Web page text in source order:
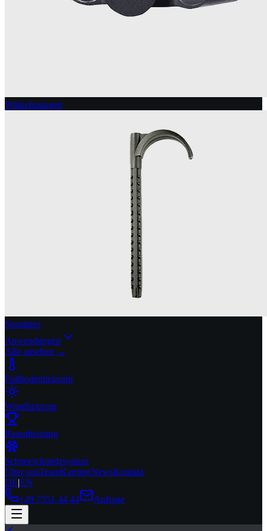
Winkelspangen
Sonstiges
Anwendungen
Alle ansehen →
Fußbodenheizung
Wandheizung
Rasenheizung
Schneeschmelzsystem
Über unsTeamKarriereNewsKontakt
DE|EN
+49 7551 44 44
Anfrage